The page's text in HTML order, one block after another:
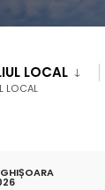
LOCAL
LOCAL
2020